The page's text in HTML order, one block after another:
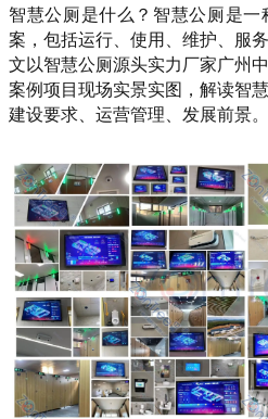
智慧公厕是什么？智慧公厕是
案，包括运行、使用、维护、服
文以智慧公厕源头实力厂家广州
案例项目现场实景实图，解读智
建设要求、运营管理、发展前景。